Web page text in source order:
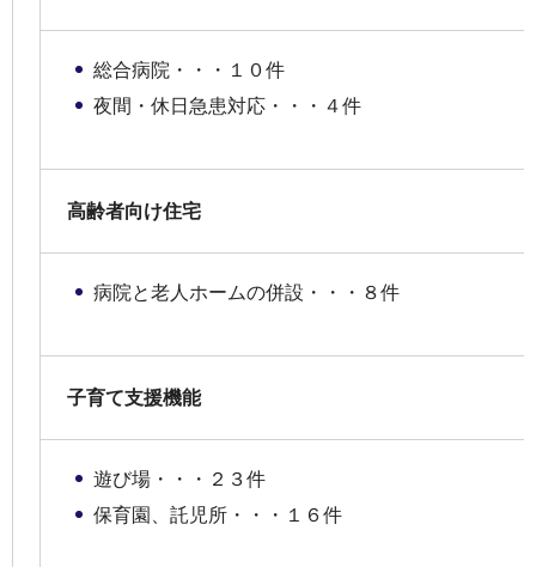
総合病院・・・１０件
夜間・休日急患対応・・・４件
高齢者向け住宅
病院と老人ホームの併設・・・８件
子育て支援機能
遊び場・・・２３件
保育園、託児所・・・１６件